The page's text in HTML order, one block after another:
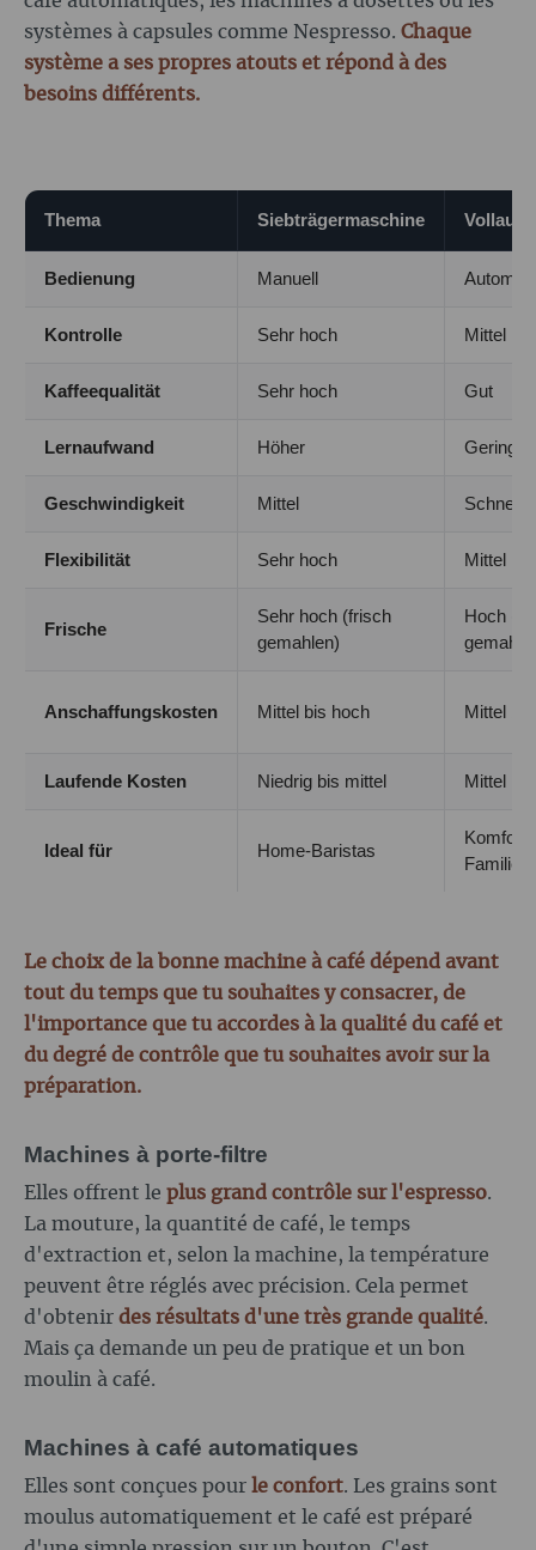
systèmes à capsules comme Nespresso. Chaque
système a ses propres atouts et répond à des
besoins différents.
Thema Siebträgermaschine
Bedienung Manuell
Kontrolle Sehr hoch Mittel
Kaffeequalität Sehr hoch Gut
Lernaufwand Höher Gering
Geschwindigkeit Mittel Schnell
Flexibilität Sehr hoch Mittel
Frische
Sehr hoch (frisch
gemahlen)
Hoch
Anschaffungskosten Mittel bis hoch Mittel
Laufende Kosten Niedrig bis mittel Mittel
Ideal für Home-Baristas
Komfort
Familien
Le choix de la bonne machine à café dépend avant
tout du temps que tu souhaites y consacrer, de
l'importance que tu accordes à la qualité du café et
du degré de contrôle que tu souhaites avoir sur la
préparation.
Machines à porte-filtre
Elles offrent le plus grand contrôle sur l'espresso.
La mouture, la quantité de café, le temps
d'extraction et, selon la machine, la température
peuvent être réglés avec précision. Cela permet
d'obtenir des résultats d'une très grande qualité.
Mais ça demande un peu de pratique et un bon
moulin à café.
Machines à café automatiques
Elles sont conçues pour le confort. Les grains sont
moulus automatiquement et le café est préparé